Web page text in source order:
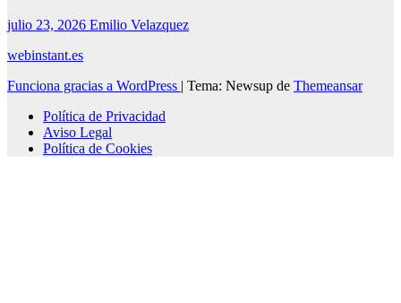
julio 23, 2026 Emilio Velazquez
webinstant.es
Funciona gracias a WordPress | Tema: Newsup de Themeansar
Política de Privacidad
Aviso Legal
Política de Cookies